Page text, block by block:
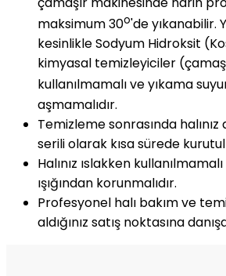
maksimum 30o'de yıkanabilir.
kesinlikle Sodyum Hidroksit
kimyasal temizleyiciler
kullanılmamalı ve yıkama
aşmamalıdır.
Temizleme sonrasında
serili olarak kısa sürede
Halınız ıslakken
ışığından korunmalıdır.
Profesyonel halı bakım ve
aldığınız satış noktasına